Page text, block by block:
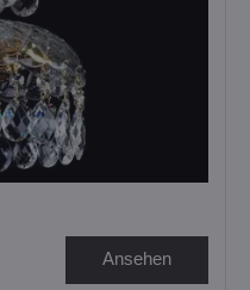
Ansehen